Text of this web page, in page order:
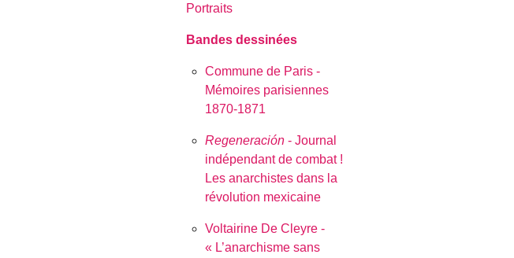
Portraits
Bandes dessinées
Commune de Paris -
Mémoires parisiennes
1870-1871
Regeneración - Journal
indépendant de combat !
Les anarchistes dans la
révolution mexicaine
Voltairine De Cleyre -
« L’anarchisme sans